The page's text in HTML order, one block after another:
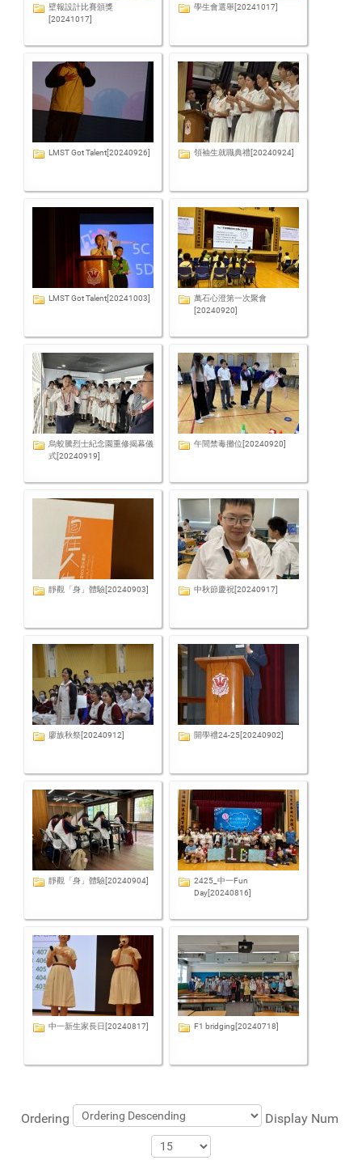
壁報設計比賽頒獎
[20241017]
學生會選舉[20241017]
LMST Got Talent[20240926] 領袖生就職典禮[20240924]
LMST Got Talent[20241003]
萬石心澄第一次聚會
[20240920]
烏蛟騰烈士紀念園重修揭幕儀
式[20240919]
午間禁毒攤位[20240920]
靜觀「身」體驗[20240903] 中秋節慶祝[20240917]
廖族秋祭[20240912] 開學禮24-25[20240902]
靜觀「身」體驗[20240904]
2425_中一Fun
Day[20240816]
中一新生家長日[20240817] F1 bridging[20240718]
Ordering Display Num